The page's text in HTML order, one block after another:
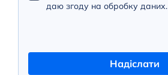
даю згоду на обробку даних.
Надіслати